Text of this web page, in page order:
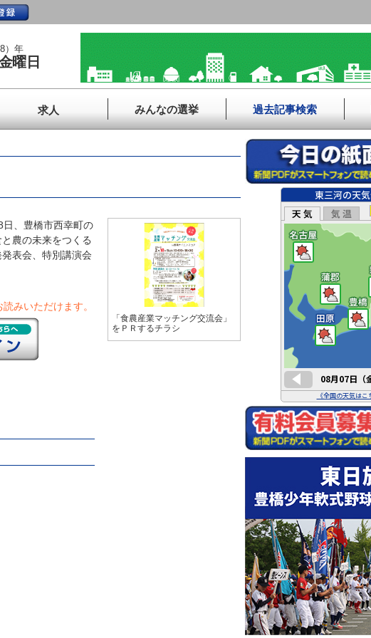
）年
曜日
求人 みんなの選挙 過去記事検索
、豊橋市西幸町の
農の未来をつくる
表会、特別講演会
みいただけます。
「食農産業マッチング交流会」
をＰＲするチラシ